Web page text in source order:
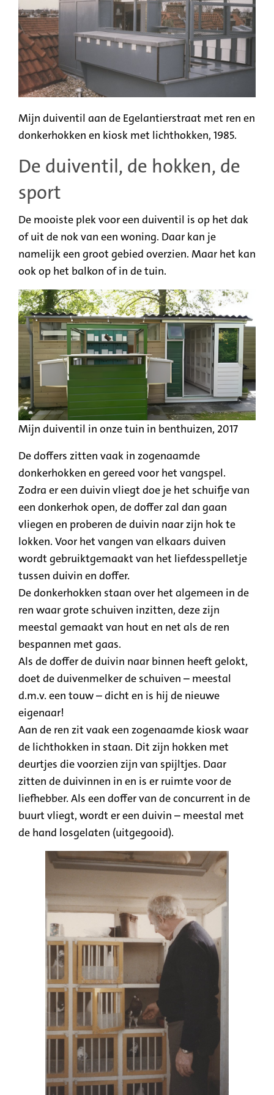
Mijn duiventil aan de Egelantierstraat met ren en
donkerhokken en kiosk met lichthokken, 1985.
De duiventil, de hokken, de
sport
De mooiste plek voor een duiventil is op het dak
of uit de nok van een woning. Daar kan je
namelijk een groot gebied overzien. Maar het kan
ook op het balkon of in de tuin.
Mijn duiventil in onze tuin in benthuizen, 2017
De doffers zitten vaak in zogenaamde
donkerhokken en gereed voor het vangspel.
Zodra er een duivin vliegt doe je het schuifje van
een donkerhok open, de doffer zal dan gaan
vliegen en proberen de duivin naar zijn hok te
lokken. Voor het vangen van elkaars duiven
wordt gebruiktgemaakt van het liefdesspelletje
tussen duivin en doffer.
De donkerhokken staan over het algemeen in de
ren waar grote schuiven inzitten, deze zijn
meestal gemaakt van hout en net als de ren
bespannen met gaas.
Als de doffer de duivin naar binnen heeft gelokt,
doet de duivenmelker de schuiven – meestal
d.m.v. een touw – dicht en is hij de nieuwe
eigenaar!
Aan de ren zit vaak een zogenaamde kiosk waar
de lichthokken in staan. Dit zijn hokken met
deurtjes die voorzien zijn van spijltjes. Daar
zitten de duivinnen in en is er ruimte voor de
liefhebber. Als een doffer van de concurrent in de
buurt vliegt, wordt er een duivin – meestal met
de hand losgelaten (uitgegooid).